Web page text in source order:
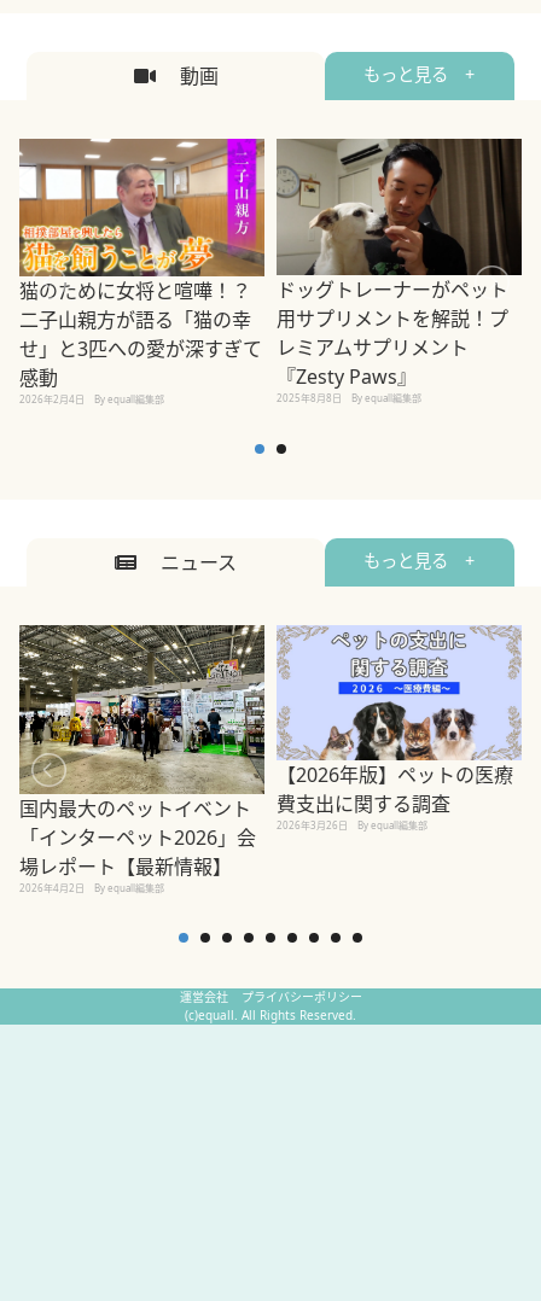
動画 もっと見る +
猫のために女将と喧嘩！？
二子山親方が語る「猫の幸
せ」と3匹への愛が深すぎて
感動
2026年2月4日 By equall編集部
ドッグトレーナーがペット
用サプリメントを解説！プ
レミアムサプリメント
『Zesty Paws』
2025年8月8日 By equall編集部
ニュース もっと見る +
国内最大のペットイベント
「インターペット2026」会
場レポート【最新情報】
2026年4月2日 By equall編集部
【2026年版】ペットの医療
費支出に関する調査
2026年3月26日 By equall編集部
運営会社
プライバシーポリシー
(c)equall. All Rights Reserved.